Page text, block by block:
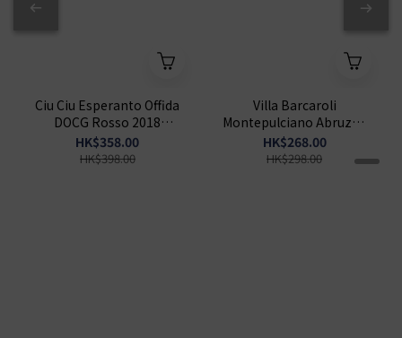
Ciu Ciu Esperanto Offida
DOCG Rosso 2018
750ml
HK$358.00
HK$398.00
Villa Barcaroli
Montepulciano Abruzzo
Riserva DOP 2020 750ml
HK$268.00
HK$298.00